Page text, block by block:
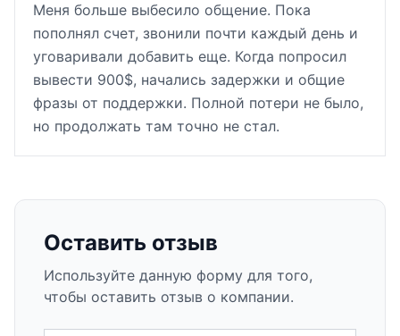
Меня больше выбесило общение. Пока
пополнял счет, звонили почти каждый день и
уговаривали добавить еще. Когда попросил
вывести 900$, начались задержки и общие
фразы от поддержки. Полной потери не было,
но продолжать там точно не стал.
Оставить отзыв
Используйте данную форму для того,
чтобы оставить отзыв о компании.